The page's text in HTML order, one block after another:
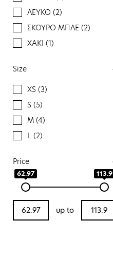
ΛΕΥΚΟ (2)
ΣΚΟΥΡΟ ΜΠΛΕ (2)
ΧΑΚΙ (1)
Size
XS (3)
S (5)
M (4)
L (2)
Price
62.97 113.9
up to